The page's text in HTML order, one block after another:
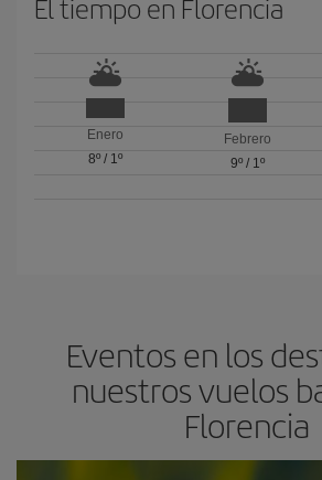
El tiempo en Florencia
Enero
8º/ 1º
Febrero
9º/ 1º
Eventos en los
nuestros vuelos
Florencia